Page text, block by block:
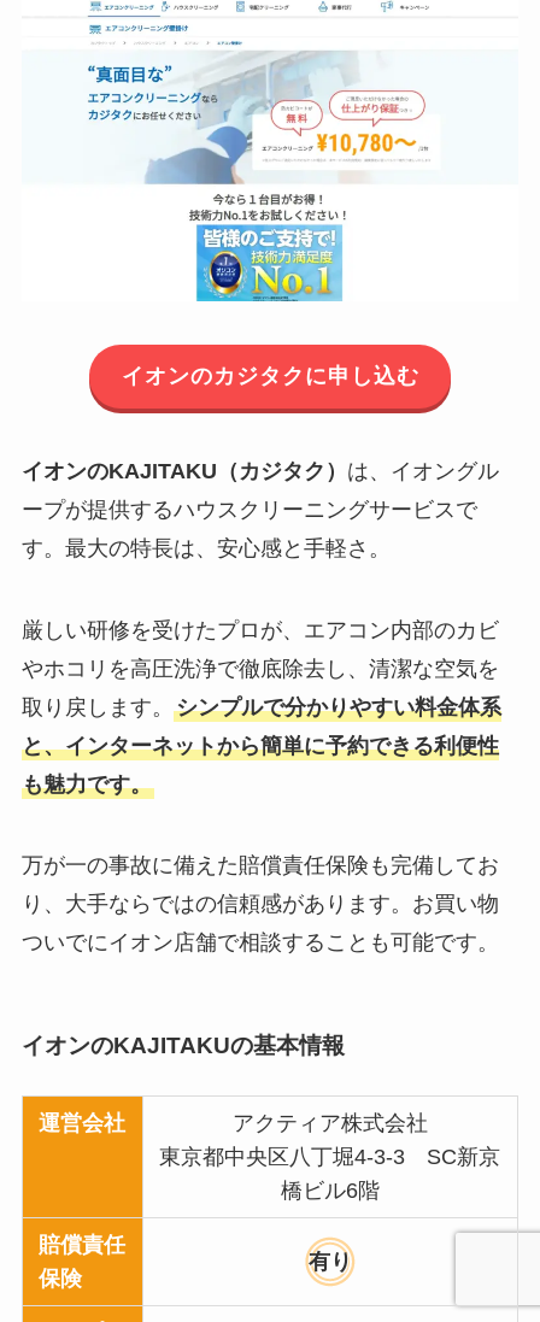
イオンのカジタクに申し込む
イオンのKAJITAKU（カジタク） は、イオングル
ープが提供するハウスクリーニングサービスで
す。最大の特長は、安心感と手軽さ。
厳しい研修を受けたプロが、エアコン内部のカビ
やホコリを高圧洗浄で徹底除去し、清潔な空気を
取り戻します。 シンプルで分かりやすい料金体系
と、インターネットから簡単に予約できる利便性
も魅力です。
万が一の事故に備えた賠償責任保険も完備してお
り、大手ならではの信頼感があります。お買い物
ついでにイオン店舗で相談することも可能です。
イオンのKAJITAKUの基本情報
運営会社
アクティア株式会社
東京都中央区八丁堀4-3-3 SC新京
橋ビル6階
賠償責任
保険
有り